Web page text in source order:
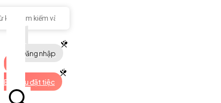
Đăng nhập
Bắt đầu đặt tiệc